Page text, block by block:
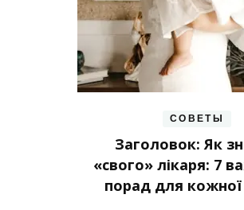
СОВЕТЫ
Заголовок: Як
«свого» лікаря: 7
порад для кожної